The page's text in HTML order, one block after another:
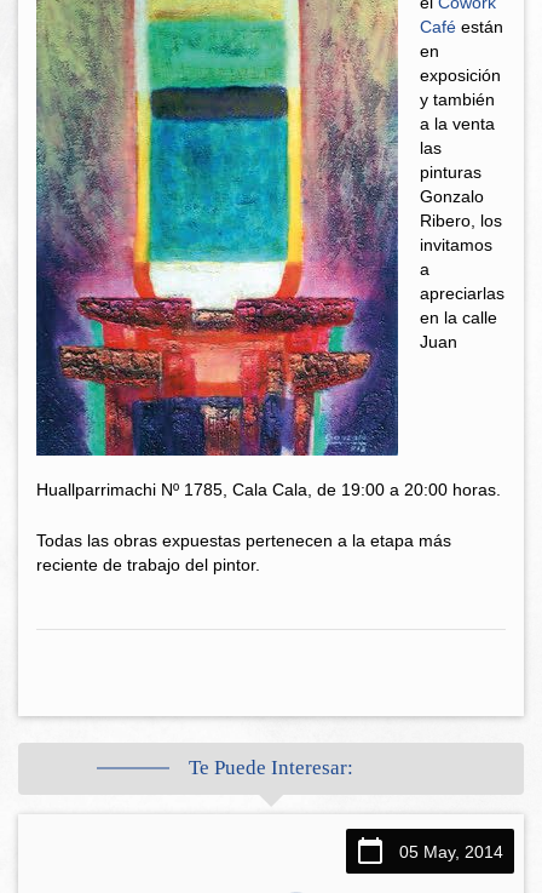
Café están
en
exposición
y también
a la venta
las
pinturas
Gonzalo
Ribero, los
invitamos
a
apreciarlas
en la calle
Juan
Huallparrimachi Nº 1785, Cala Cala, de 19:00 a 20:00 horas.
Todas las obras expuestas pertenecen a la etapa más
reciente de trabajo del pintor.
Te Puede Interesar:
05 May, 2014